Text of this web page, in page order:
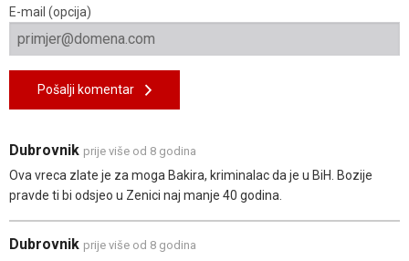
E-mail (opcija)
Pošalji komentar
Dubrovnik prije više od 8 godina
Ova vreca zlate je za moga Bakira, kriminalac da je u BiH. Bozije
pravde ti bi odsjeo u Zenici naj manje 40 godina.
Dubrovnik prije više od 8 godina